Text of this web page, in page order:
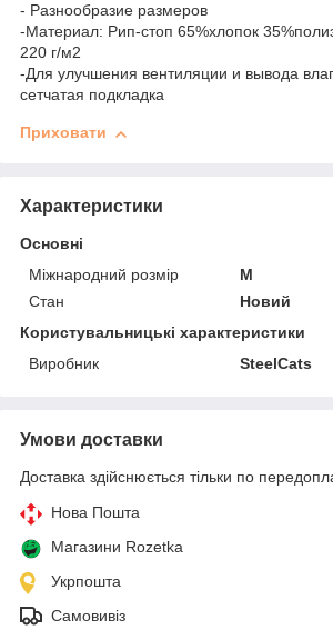
- Разнообразие размеров
-Материал: Рип-стоп 65%хлопок
220 г/м2
-Для улучшения вентиляции и вывода
сетчатая подкладка
Приховати
Характеристики
Основні
Міжнародний розмір
M
Стан
Новий
Користувальницькі характеристики
Виробник
SteelCats
Умови доставки
Доставка здійснюється тільки по
Нова Пошта
Магазини Rozetka
Укрпошта
Самовивіз